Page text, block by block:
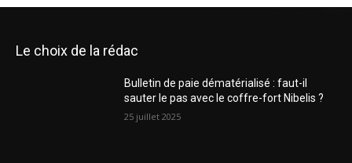
Le choix de la rédac
Bulletin de paie dématérialisé : faut-il
sauter le pas avec le coffre-fort Nibelis ?
25 juillet 2025